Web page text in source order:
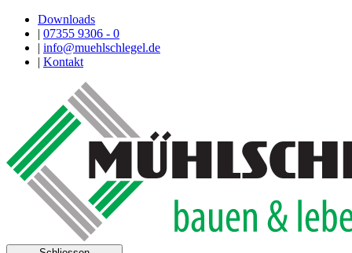
Downloads
| 07355 9306 - 0
| info@muehlschlegel.de
| Kontakt